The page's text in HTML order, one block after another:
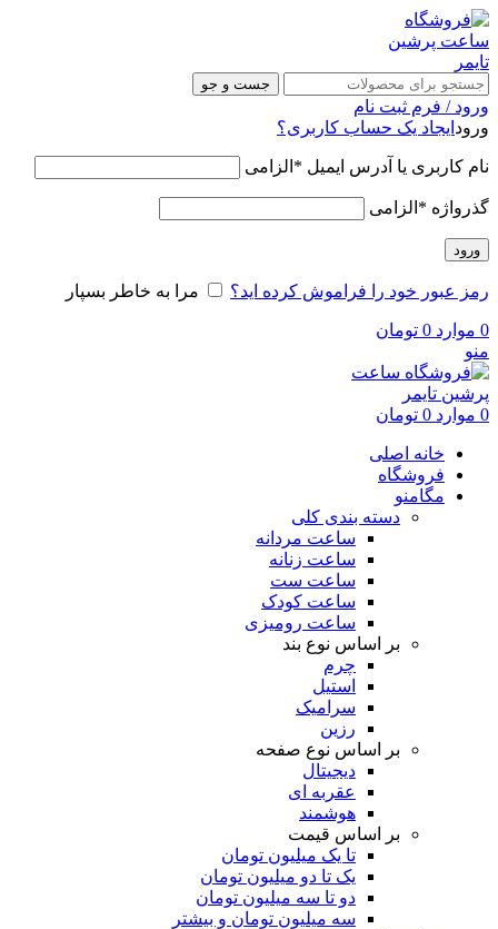
جست و جو
ورود / فرم ثبت نام
ورود ایجاد یک حساب کاربری؟
نام کاربری یا آدرس ایمیل * الزامی
گذرواژه * الزامی
ورود
رمز عبور خود را فراموش کرده اید؟ مرا به خاطر بسپار
0 موارد 0 تومان
منو
0 موارد 0 تومان
خانه اصلی
فروشگاه
مگامنو
دسته بندی کلی
ساعت مردانه
ساعت زنانه
ساعت ست
ساعت کودک
ساعت رومیزی
بر اساس نوع بند
چرم
استیل
سرامیک
رزین
بر اساس نوع صفحه
دیجیتال
عقربه ای
هوشمند
بر اساس قیمت
تا یک میلیون تومان
یک تا دو میلیون تومان
دو تا سه میلیون تومان
سه میلیون تومان و بیشتر